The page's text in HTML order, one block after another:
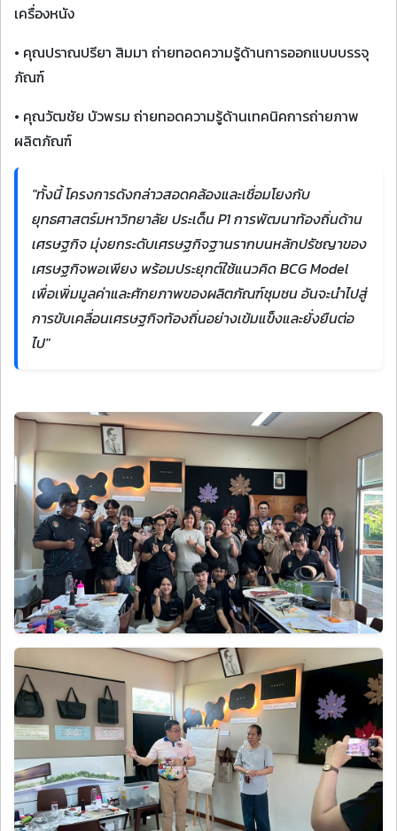
เครื่องหนัง
• คุณปราณปรียา สิมมา ถ่ายทอดความรู้ด้านการออกแบบบรรจุ
ภัณฑ์
• คุณวัฒชัย บัวพรม ถ่ายทอดความรู้ด้านเทคนิคการถ่ายภาพ
ผลิตภัณฑ์
"ทั้งนี้ โครงการดังกล่าวสอดคล้องและเชื่อมโยงกับ
ยุทธศาสตร์มหาวิทยาลัย ประเด็น P1 การพัฒนาท้องถิ่นด้าน
เศรษฐกิจ มุ่งยกระดับเศรษฐกิจฐานรากบนหลักปรัชญาของ
เศรษฐกิจพอเพียง พร้อมประยุกต์ใช้แนวคิด BCG Model
เพื่อเพิ่มมูลค่าและศักยภาพของผลิตภัณฑ์ชุมชน อันจะนำไปสู่
การขับเคลื่อนเศรษฐกิจท้องถิ่นอย่างเข้มแข็งและยั่งยืนต่อ
ไป"